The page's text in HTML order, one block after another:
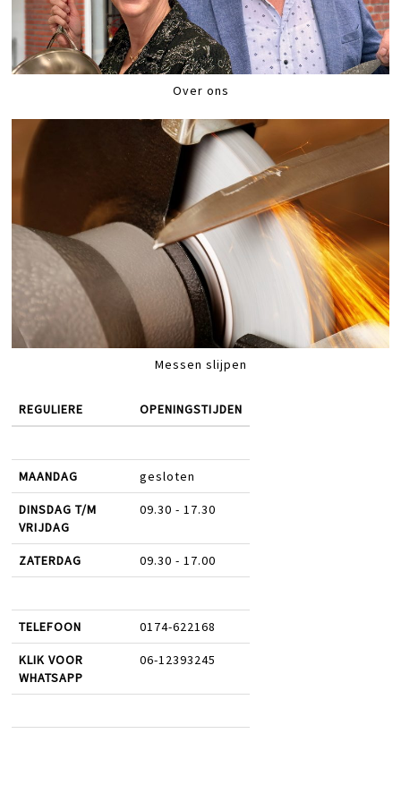
Over ons
Messen slijpen
REGULIERE OPENINGSTIJDEN
MAANDAG gesloten
DINSDAG T/M
VRIJDAG
09.30 - 17.30
ZATERDAG 09.30 - 17.00
TELEFOON 0174-622168
KLIK VOOR
WHATSAPP
06-12393245